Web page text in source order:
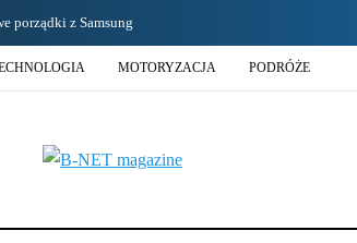
Oto 4 sposoby na metamorfozę niewielkiego salonu
MOTORYZACJA PODRÓŻE